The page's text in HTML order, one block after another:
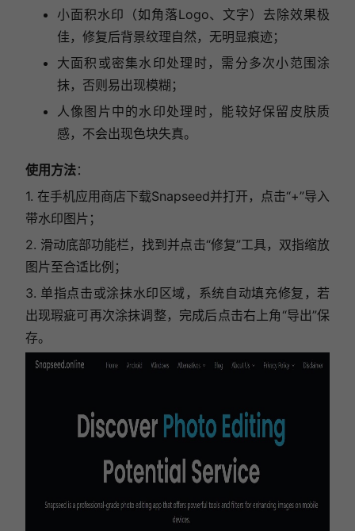
小面积水印（如角落Logo、文字）去除效果极
佳，修复后背景纹理自然，无明显痕迹；
大面积或密集水印处理时，需分多次小范围涂
抹，否则易出现模糊；
人像图片中的水印处理时，能较好保留皮肤质
感，不会出现色块失真。
使用方法：
1. 在手机应用商店下载Snapseed并打开，点击“+”导入
带水印图片；
2. 滑动底部功能栏，找到并点击“修复”工具，双指缩放
图片至合适比例；
3. 单指点击或涂抹水印区域，系统自动填充修复，若
出现瑕疵可再次涂抹调整，完成后点击右上角“导出”保
存。